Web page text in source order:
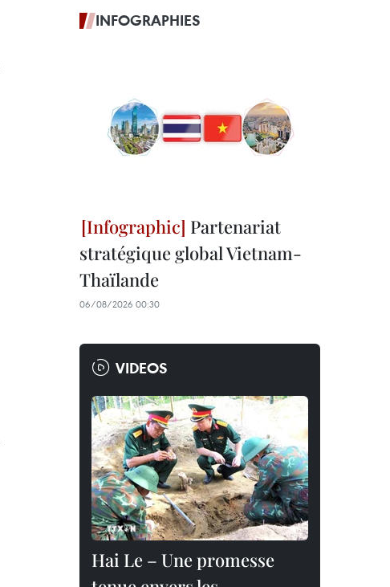
INFOGRAPHIES
Partenariat
stratégique global Vietnam-
Thaïlande
06/08/2026 00:30
VIDEOS
Hai Le – Une promesse